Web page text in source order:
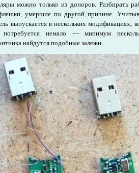
можно только из доноров. Разбирать
умершие по другой причине.
выпускается в нескольких модификациях,
немало — минимум
найдутся подобные залежи.